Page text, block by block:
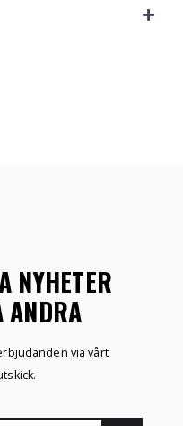
NYHETER
ANDRA
via vårt